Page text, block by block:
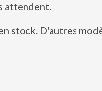
attendent.
stock. D'autres